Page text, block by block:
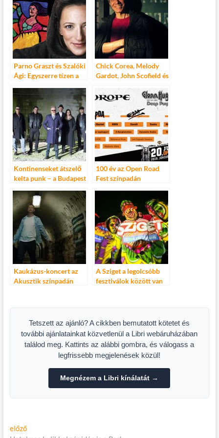
Parno Graszt és Szalóki
Ági: Egyszerre tízen a
Chick Corea, Melody
Gardot, John Scofield és
jazz nagyágyúi és egy
titokzatos díva a Müpa
színpadán
Kontinenseket átszelő
kelta punk – a Budapest
Flogging Molly!
100 év az Open Road
Fest színpadán
Kaukázus-koncert az
Akusztik színpadán
A Sziget a legolcsóbb
fesztiválok között van
Tetszett az ajánló? A cikkben bemutatott kötetet és
további ajánlatainkat közvetlenül a Libri webáruházában
találod meg. Kattints az alábbi gombra, és válogass a
legfrissebb megjelenések közül!
Megnézem a Libri kínálatát →
Bejegyzés
előzőElőző